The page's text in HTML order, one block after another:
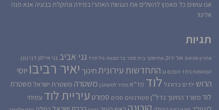
אנו עושים כל מאמץ להשלים את הנגשת האתר! במידה ונתקלת בבעיה אנא פנה
אלינו!
תגיות
אהרון אטיאס אור ירוק אחיסמך בית ספר בר מצווה גיל חדד גני אביב גני איילון דני גונן
המהומות בלוד הסכם גג התחדשות עירוניתחינוך יאיר רביבו יוסי
הרוש ילדים כדורגל לוד מד''א מחיר למשתכן משטרה משטרת ישראל משטרת
לוד משרד החינוך נדל''ן סטודנטים סמים ספורט עיריית לוד עמיחי